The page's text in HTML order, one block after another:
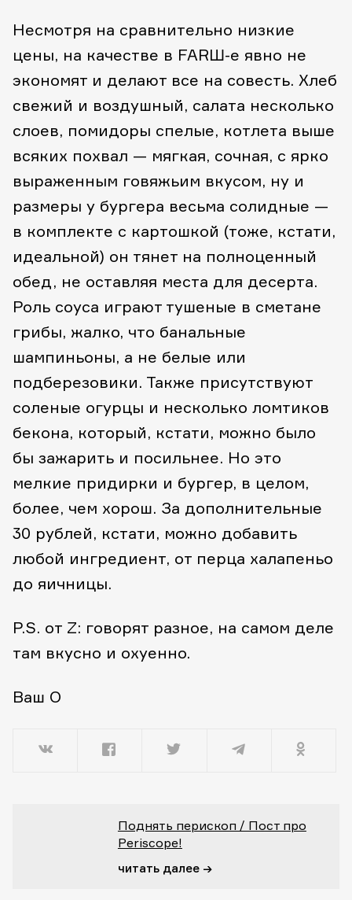
Несмотря на сравнительно низкие
цены, на качестве в FARШ-е явно не
экономят и делают все на совесть. Хлеб
свежий и воздушный, салата несколько
слоев, помидоры спелые, котлета выше
всяких похвал — мягкая, сочная, с ярко
выраженным говяжьим вкусом, ну и
размеры у бургера весьма солидные —
в комплекте с картошкой (тоже, кстати,
идеальной) он тянет на полноценный
обед, не оставляя места для десерта.
Роль соуса играют тушеные в сметане
грибы, жалко, что банальные
шампиньоны, а не белые или
подберезовики. Также присутствуют
соленые огурцы и несколько ломтиков
бекона, который, кстати, можно было
бы зажарить и посильнее. Но это
мелкие придирки и бургер, в целом,
более, чем хорош. За дополнительные
30 рублей, кстати, можно добавить
любой ингредиент, от перца халапеньо
до яичницы.
P.S. от Z: говорят разное, на самом деле
там вкусно и охуенно.
Ваш O
Поднять перископ / Пост про
Periscope!
читать далее →